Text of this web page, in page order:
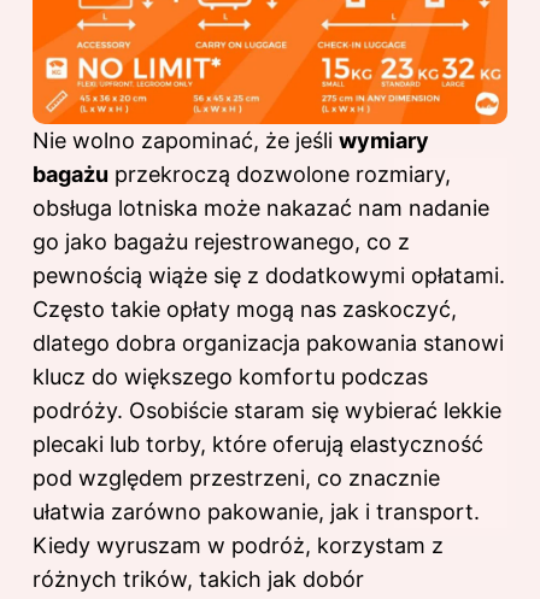
Nie wolno zapominać, że jeśli wymiary
bagażu przekroczą dozwolone rozmiary,
obsługa lotniska może nakazać nam nadanie
go jako bagażu rejestrowanego, co z
pewnością wiąże się z dodatkowymi opłatami.
Często takie opłaty mogą nas zaskoczyć,
dlatego dobra organizacja pakowania stanowi
klucz do większego komfortu podczas
podróży. Osobiście staram się wybierać lekkie
plecaki lub torby, które oferują elastyczność
pod względem przestrzeni, co znacznie
ułatwia zarówno pakowanie, jak i transport.
Kiedy wyruszam w podróż, korzystam z
różnych trików, takich jak dobór